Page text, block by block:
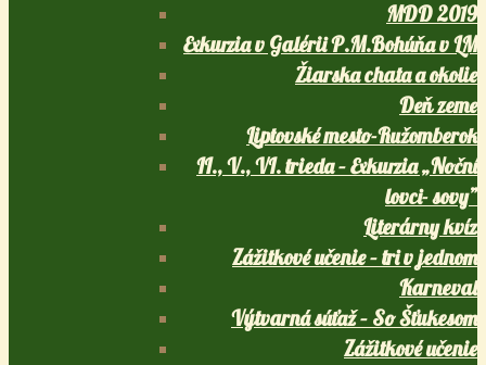
MDD 2019
Exkurzia v Galérii P.M.Bohúňa v LM
Žiarska chata a okolie
Deň zeme
Liptovské mesto-Ružomberok
II., V., VI. trieda – Exkurzia „Noční
lovci- sovy”
Literárny kvíz
Zážitkové učenie – tri v jednom
Karneval
Výtvarná súťaž – So Šťukesom
Zážitkové učenie